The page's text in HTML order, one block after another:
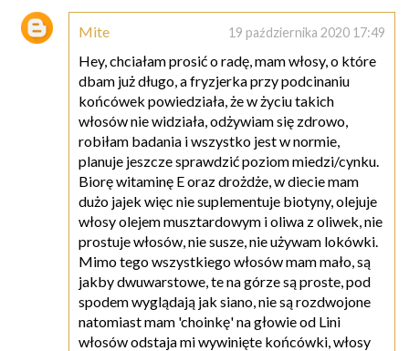
Mite 19 października 2020 17:49
Hey, chciałam prosić o radę, mam włosy, o które
dbam już długo, a fryzjerka przy podcinaniu
końcówek powiedziała, że w życiu takich
włosów nie widziała, odżywiam się zdrowo,
robiłam badania i wszystko jest w normie,
planuje jeszcze sprawdzić poziom miedzi/cynku.
Biorę witaminę E oraz drożdże, w diecie mam
dużo jajek więc nie suplementuje biotyny, olejuje
włosy olejem musztardowym i oliwa z oliwek, nie
prostuje włosów, nie susze, nie używam lokówki.
Mimo tego wszystkiego włosów mam mało, są
jakby dwuwarstowe, te na górze są proste, pod
spodem wyglądają jak siano, nie są rozdwojone
natomiast mam 'choinkę' na głowie od Lini
włosów odstaja mi wywinięte końcówki, włosy